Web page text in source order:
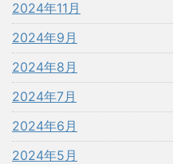
2024年11月
2024年9月
2024年8月
2024年7月
2024年6月
2024年5月